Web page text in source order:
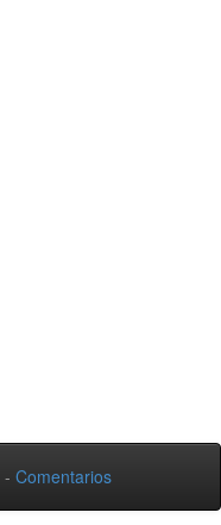
- Comentarios